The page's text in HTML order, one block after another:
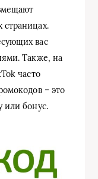
вас
Также, на
часто
– это
или бонус.